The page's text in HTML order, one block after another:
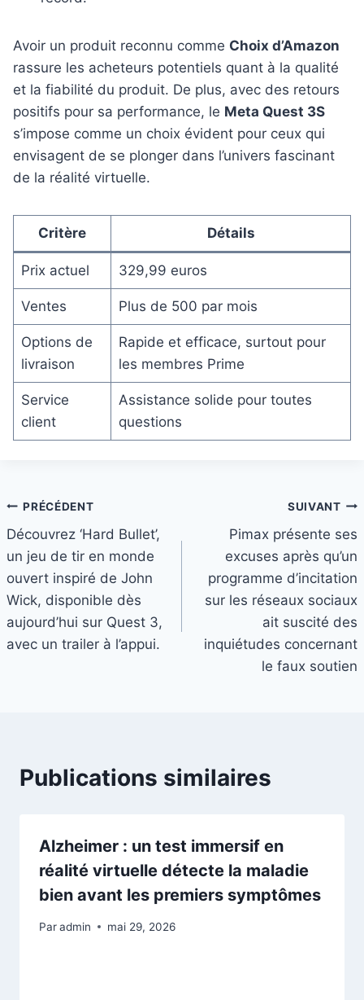
Avoir un produit reconnu comme Choix d’Amazon
rassure les acheteurs potentiels quant à la qualité
et la fiabilité du produit. De plus, avec des retours
positifs pour sa performance, le Meta Quest 3S
s’impose comme un choix évident pour ceux qui
envisagent de se plonger dans l’univers fascinant
de la réalité virtuelle.
Critère Détails
Prix actuel 329,99 euros
Ventes Plus de 500 par mois
Options de
livraison
Rapide et efficace, surtout pour
les membres Prime
Service
client
Assistance solide pour toutes
questions
Navigation
de
l’article
PRÉCÉDENT
Découvrez ‘Hard Bullet’,
un jeu de tir en monde
ouvert inspiré de John
Wick, disponible dès
aujourd’hui sur Quest 3,
avec un trailer à l’appui.
SUIVANT
Pimax présente ses
excuses après qu’un
programme d’incitation
sur les réseaux sociaux
ait suscité des
inquiétudes concernant
le faux soutien
Publications similaires
Alzheimer : un test immersif en
réalité virtuelle détecte la maladie
bien avant les premiers symptômes
Paradmin mai 29, 2026